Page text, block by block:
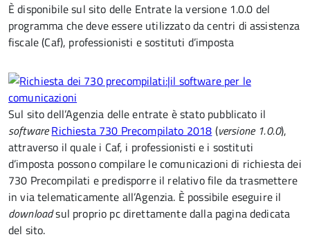
È disponibile sul sito delle Entrate la versione 1.0.0 del
programma che deve essere utilizzato da centri di assistenza
fiscale (Caf), professionisti e sostituti d’imposta
Sul sito dell’Agenzia delle entrate è stato pubblicato il
softwareRichiesta 730 Precompilato 2018 (versione 1.0.0),
attraverso il quale i Caf, i professionisti e i sostituti
d’imposta possono compilare le comunicazioni di richiesta dei
730 Precompilati e predisporre il relativo file da trasmettere
in via telematicamente all’Agenzia. È possibile eseguire il
downloadsul proprio pc direttamente dalla pagina dedicata
del sito.